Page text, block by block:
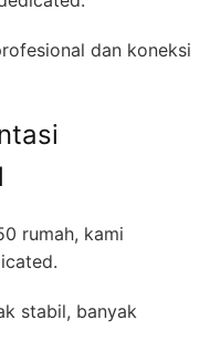
dan koneksi
rumah, kami
stabil, banyak